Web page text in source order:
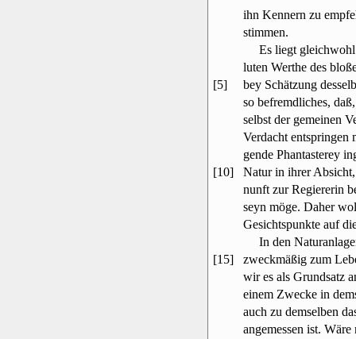
ihn Kennern zu
stimmen.
Es liegt gleichwohl
luten Werthe des
[5]
bey Schätzung
so befremdliches,
selbst der gemeinen
Verdacht
gende Phantasterey
[10]
Natur in ihrer
nunft zur Regiererin
seyn möge. Daher
Gesichtspunkte auf
In den
[15]
zweckmäßig zum
wir es als Grundsatz
einem Zwecke in
auch zu demselben
angemessen ist.